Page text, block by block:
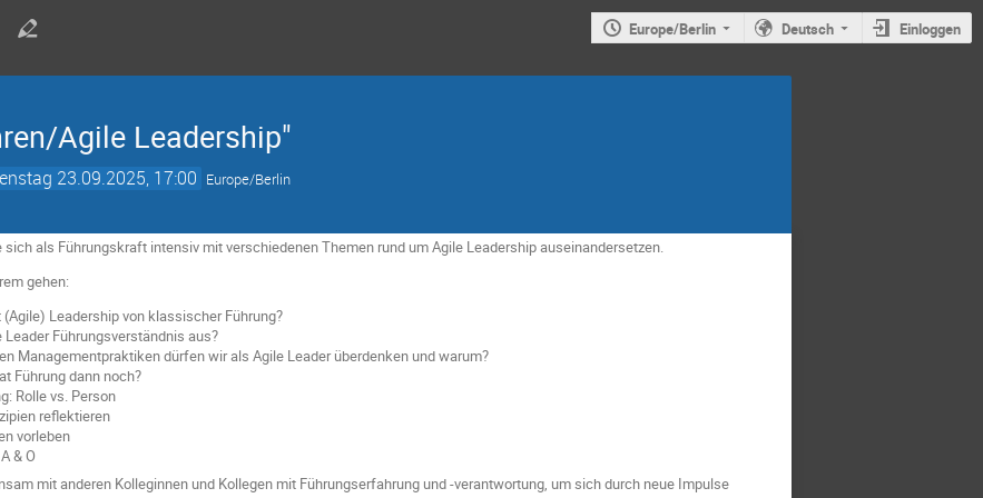
Europe/Berlin Deutsch Einloggen
Agile Leadership"
23.09.2025, 17:00 Europe/Berlin
sich als Führungskraft intensiv mit verschiedenen Themen rund um Agile Leadership auseinandersetzen.
gehen:
Leadership von klassischer Führung?
Führungsverständnis aus?
Managementpraktiken dürfen wir als Agile Leader überdenken und warum?
Führung dann noch?
Rolle vs. Person
reflektieren
vorleben
& O
mit anderen Kolleginnen und Kollegen mit Führungserfahrung und -verantwortung, um sich durch neue Impulse